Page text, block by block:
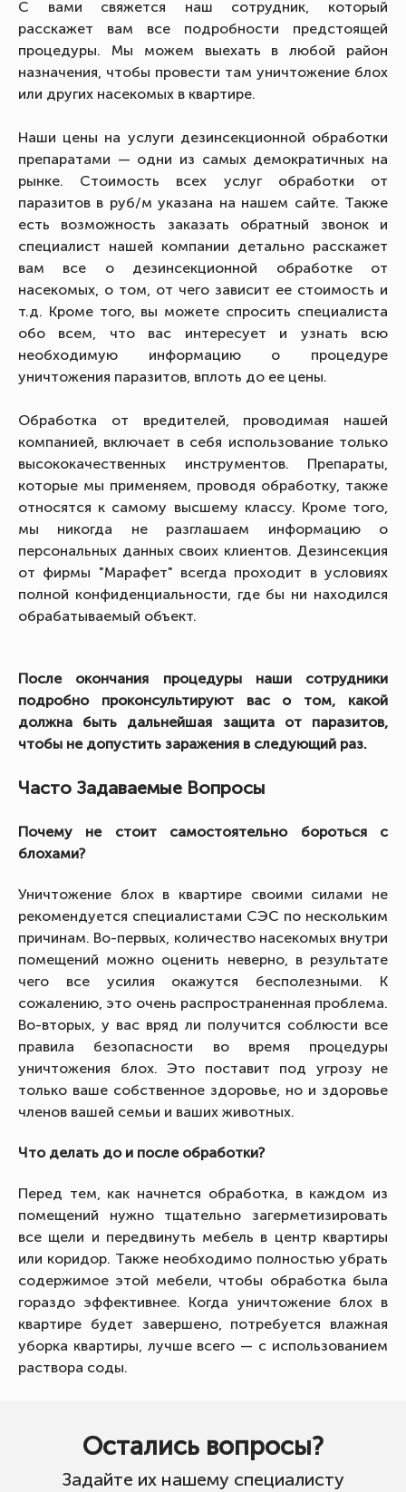
С вами свяжется наш сотрудник, который
расскажет вам все подробности предстоящей
процедуры. Мы можем выехать в любой район
назначения, чтобы провести там уничтожение блох
или других насекомых в квартире.
Наши цены на услуги дезинсекционной обработки
препаратами — одни из самых демократичных на
рынке. Стоимость всех услуг обработки от
паразитов в руб/м указана на нашем сайте. Также
есть возможность заказать обратный звонок и
специалист нашей компании детально расскажет
вам все о дезинсекционной обработке от
насекомых, о том, от чего зависит ее стоимость и
т.д. Кроме того, вы можете спросить специалиста
обо всем, что вас интересует и узнать всю
необходимую информацию о процедуре
уничтожения паразитов, вплоть до ее цены.
Обработка от вредителей, проводимая нашей
компанией, включает в себя использование только
высококачественных инструментов. Препараты,
которые мы применяем, проводя обработку, также
относятся к самому высшему классу. Кроме того,
мы никогда не разглашаем информацию о
персональных данных своих клиентов. Дезинсекция
от фирмы "Марафет" всегда проходит в условиях
полной конфиденциальности, где бы ни находился
обрабатываемый объект.
После окончания процедуры наши сотрудники
подробно проконсультируют вас о том, какой
должна быть дальнейшая защита от паразитов,
чтобы не допустить заражения в следующий раз.
Часто Задаваемые Вопросы
Почему не стоит самостоятельно бороться с
блохами?
Уничтожение блох в квартире своими силами не
рекомендуется специалистами СЭС по нескольким
причинам. Во-первых, количество насекомых внутри
помещений можно оценить неверно, в результате
чего все усилия окажутся бесполезными. К
сожалению, это очень распространенная проблема.
Во-вторых, у вас вряд ли получится соблюсти все
правила безопасности во время процедуры
уничтожения блох. Это поставит под угрозу не
только ваше собственное здоровье, но и здоровье
членов вашей семьи и ваших животных.
Что делать до и после обработки?
Перед тем, как начнется обработка, в каждом из
помещений нужно тщательно загерметизировать
все щели и передвинуть мебель в центр квартиры
или коридор. Также необходимо полностью убрать
содержимое этой мебели, чтобы обработка была
гораздо эффективнее. Когда уничтожение блох в
квартире будет завершено, потребуется влажная
уборка квартиры, лучше всего — с использованием
раствора соды.
Остались вопросы?
Задайте их нашему специалисту